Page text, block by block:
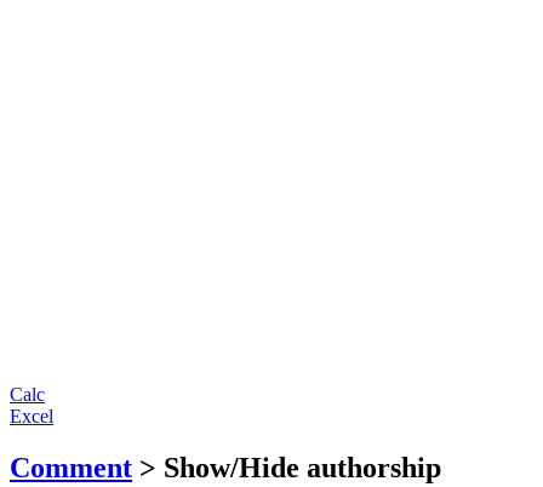
Calc
Excel
Comment > Show/Hide authorship